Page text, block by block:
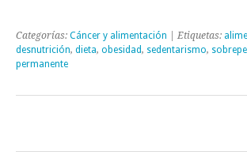
Categorías: Cáncer y alimentación | Etiquetas:
desnutrición, dieta, obesidad, sedentarismo,
permanente